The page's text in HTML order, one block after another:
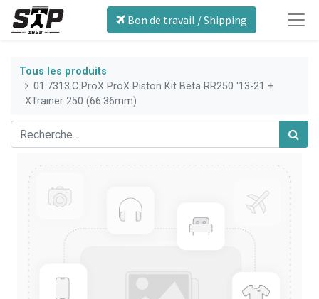
Bon de travail / Shipping
Tous les produits
01.7313.C ProX ProX Piston Kit Beta RR250 '13-21 +
XTrainer 250 (66.36mm)